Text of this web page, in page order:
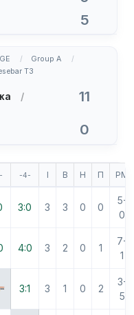
5
Group A
T3
11
0
-4- І В Н П РМ
3:0 3 3 0 0
5-
0
4:0 3 2 0 1
7-
1
3:1 3 1 0 2
3-
5